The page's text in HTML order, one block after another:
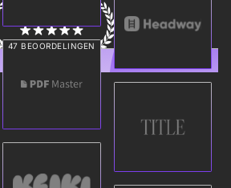
47 BEOORDELINGEN